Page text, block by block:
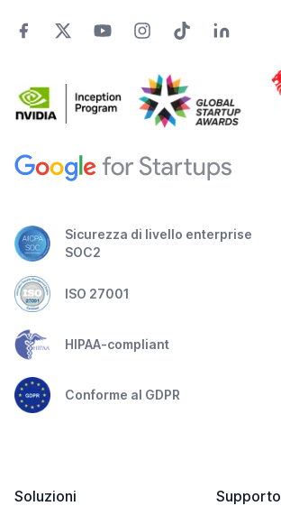
Sicurezza di livello enterprise
SOC2
ISO 27001
HIPAA-compliant
Conforme al GDPR
Soluzioni
Supporto